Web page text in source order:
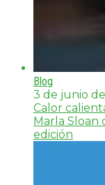
Blog
3 de junio
Calor
Marla Sloan
edición